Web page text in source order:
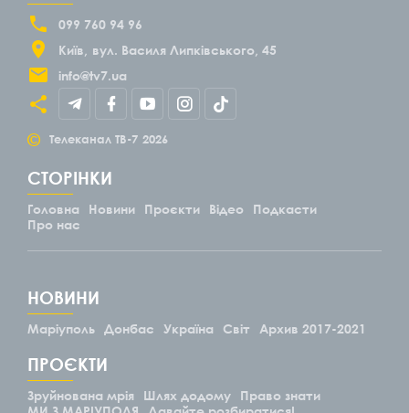
099 760 94 96
Київ
вул. Василя Липківського, 45
info@tv7.ua
© Телеканал ТВ-7 2026
СТОРІНКИ
Головна Новини Проєкти Відео
Подкасти
Про нас
НОВИНИ
Маріуполь Донбас Україна Світ Архив 2017-2021
ПРОЄКТИ
Зруйнована мрія Шлях додому
Право знати